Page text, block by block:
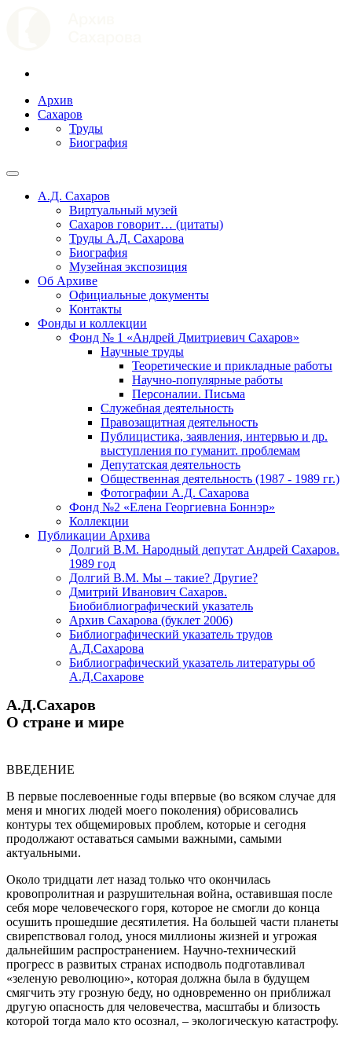
Архив
Сахаров
Труды
Биография
А.Д. Сахаров
Виртуальный музей
Сахаров говорит… (цитаты)
Труды А.Д. Сахарова
Биография
Музейная экспозиция
Об Архиве
Официальные документы
Контакты
Фонды и коллекции
Фонд № 1 «Андрей Дмитриевич Сахаров»
Научные труды
Теоретические и прикладные работы
Научно-популярные работы
Персоналии. Письма
Служебная деятельность
Правозащитная деятельность
Публицистика, заявления, интервью и др.
выступления по гуманит. проблемам
Депутатская деятельность
Общественная деятельность (1987 - 1989 гг.)
Фотографии А.Д. Сахарова
Фонд №2 «Елена Георгиевна Боннэр»
Коллекции
Публикации Архива
Долгий В.М. Народный депутат Андрей Сахаров.
1989 год
Долгий В.М. Мы – такие? Другие?
Дмитрий Иванович Сахаров.
Биобиблиографический указатель
Архив Сахарова (буклет 2006)
Библиографический указатель трудов
А.Д.Сахарова
Библиографический указатель литературы об
А.Д.Сахарове
А.Д.Сахаров
О стране и мире
ВВЕДЕНИЕ
В первые послевоенные годы впервые (во всяком случае для
меня и многих людей моего поколения) обрисовались
контуры тех общемировых проблем, которые и сегодня
продолжают оставаться самыми важными, самыми
актуальными.
Около тридцати лет назад только что окончилась
кровопролитная и разрушительная война, оставившая после
себя море человеческого горя, которое не смогли до конца
осушить прошедшие десятилетия. На большей части планеты
свирепствовал голод, унося миллионы жизней и угрожая
дальнейшим распространением. Научно-технический
прогресс в развитых странах исподволь подготавливал
«зеленую революцию», которая должна была в будущем
смягчить эту грозную беду, но одновременно он приближал
другую опасность для человечества, масштабы и близость
которой тогда мало кто осознал, – экологическую катастрофу.